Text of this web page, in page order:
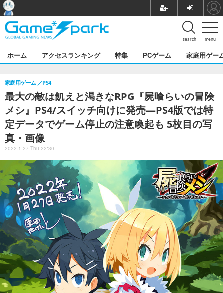
menu
search
ホーム アクセスランキング 特集 PCゲーム 家庭用ゲー
最大の敵は飢えと渇きなRPG『屍喰らいの冒険
メシ』PS4/スイッチ向けに発売―PS4版では特
定データでゲーム停止の注意喚起も 5枚目の写
真・画像
家庭用ゲーム PS4
2022.1.27 Thu 22:30